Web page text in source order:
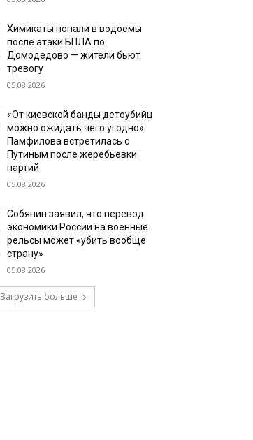
Химикаты попали в водоемы
после атаки БПЛА по
Домодедово — жители бьют
тревогу
05.08.2026
«От киевской банды детоубийц
можно ожидать чего угодно».
Памфилова встретилась с
Путиным после жеребьевки
партий
05.08.2026
Собянин заявил, что перевод
экономики России на военные
рельсы может «убить вообще
страну»
05.08.2026
Загрузить больше